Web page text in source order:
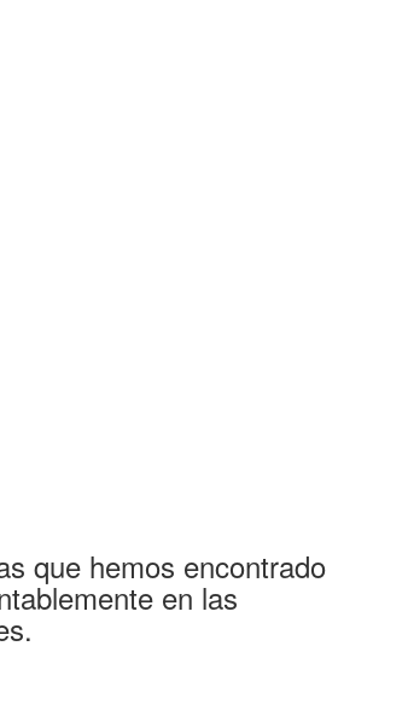
que hemos encontrado
en las